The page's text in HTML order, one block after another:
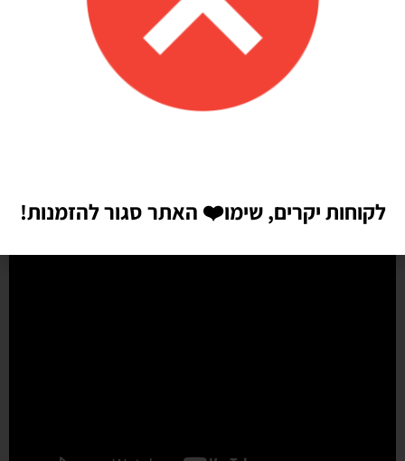
Shilav Sayag
איכות מדהימה!
הזמנתי בלונים כדי לעצב קשת ליום הולדת של הבן שלי, המשלוח הגיע
מהר מהמצופה!! הכל באיכות מדהימה, בצבעים יפים בדיוק כמו שחשבתי
שיהיו!! התמונות מדברות בעד עצמן!! ממליצה בחום♥️♥️♥️
לקוחות יקרים, שימו❤️ האתר סגור להזמנות!